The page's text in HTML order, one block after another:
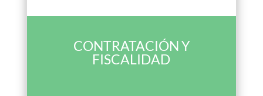
CONTRATACIÓN Y
FISCALIDAD